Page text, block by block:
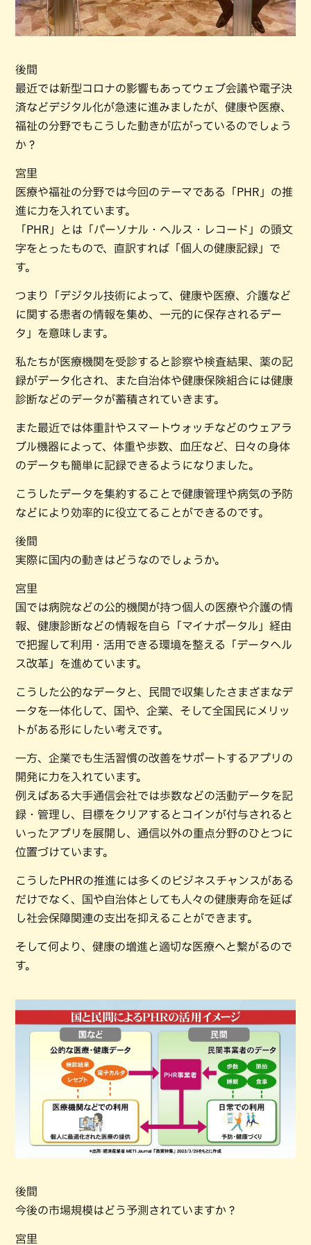
後間
最近では新型コロナの影響もあってウェブ会議や電子決
済などデジタル化が急速に進みましたが、健康や医療、
福祉の分野でもこうした動きが広がっているのでしょう
か？
宮里
医療や福祉の分野では今回のテーマである「PHR」の推
進に力を入れています。
「PHR」とは「パーソナル・ヘルス・レコード」の頭文
字をとったもので、直訳すれば「個人の健康記録」で
す。
つまり「デジタル技術によって、健康や医療、介護など
に関する患者の情報を集め、一元的に保存されるデー
タ」を意味します。
私たちが医療機関を受診すると診察や検査結果、薬の記
録がデータ化され、また自治体や健康保険組合には健康
診断などのデータが蓄積されていきます。
また最近では体重計やスマートウォッチなどのウェアラ
ブル機器によって、体重や歩数、血圧など、日々の身体
のデータも簡単に記録できるようになりました。
こうしたデータを集約することで健康管理や病気の予防
などにより効率的に役立てることができるのです。
後間
実際に国内の動きはどうなのでしょうか。
宮里
国では病院などの公的機関が持つ個人の医療や介護の情
報、健康診断などの情報を自ら「マイナポータル」経由
で把握して利用・活用できる環境を整える「データヘル
ス改革」を進めています。
こうした公的なデータと、民間で収集したさまざまなデ
ータを一体化して、国や、企業、そして全国民にメリッ
トがある形にしたい考えです。
一方、企業でも生活習慣の改善をサポートするアプリの
開発に力を入れています。
例えばある大手通信会社では歩数などの活動データを記
録・管理し、目標をクリアするとコインが付与されると
いったアプリを展開し、通信以外の重点分野のひとつに
位置づけています。
こうしたPHRの推進には多くのビジネスチャンスがある
だけでなく、国や自治体としても人々の健康寿命を延ば
し社会保障関連の支出を抑えることができます。
そして何より、健康の増進と適切な医療へと繋がるので
す。
後間
今後の市場規模はどう予測されていますか？
宮里